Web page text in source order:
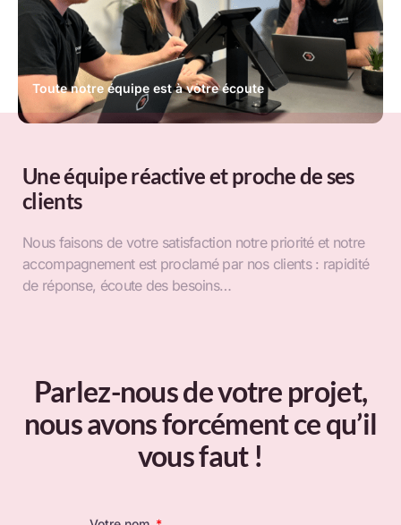
Toute notre équipe est à votre écoute
Une équipe réactive et proche de ses
clients
Nous faisons de votre satisfaction notre priorité et notre
accompagnement est proclamé par nos clients : rapidité
de réponse, écoute des besoins…
Parlez-nous de votre projet,
nous avons forcément ce qu’il
vous faut !